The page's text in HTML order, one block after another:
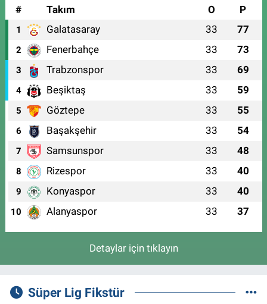
#
Takım O P
1 Galatasaray 33 77
2 Fenerbahçe 33 73
3 Trabzonspor 33 69
4 Beşiktaş 33 59
5 Göztepe 33 55
6 Başakşehir 33 54
7 Samsunspor 33 48
8 Rizespor 33 40
9 Konyaspor 33 40
10 Alanyaspor 33 37
Detaylar için tıklayın
Süper Lig Fikstür